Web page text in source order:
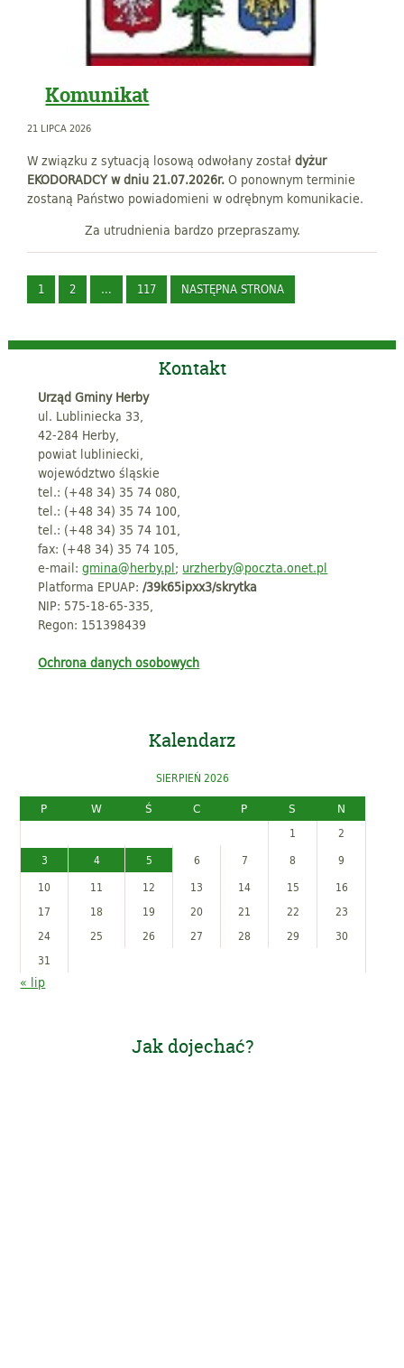
Komunikat
21 LIPCA 2026
W związku z sytuacją losową odwołany zostałdyżur
EKODORADCY w dniu 21.07.2026r.O ponownym terminie
zostaną Państwo powiadomieni w odrębnym komunikacie.
Za utrudnienia bardzo przepraszamy.
1 2 … 117 NASTĘPNA STRONA
Kontakt
Urząd Gminy Herby
ul. Lubliniecka 33,
42-284 Herby,
powiat lubliniecki,
województwo śląskie
tel.: (+48 34) 35 74 080,
tel.: (+48 34) 35 74 100,
tel.: (+48 34) 35 74 101,
fax: (+48 34) 35 74 105,
e-mail:gmina@herby.pl; urzherby@poczta.onet.pl
Platforma EPUAP:/39k65ipxx3/skrytka
NIP: 575-18-65-335,
Regon: 151398439
Ochrona danych osobowych
Kalendarz
SIERPIEŃ 2026
P
W Ś C P S
N
1
2
3
4 5 6 7 8
9
10
11 12 13 14 15
16
17
18 19 20 21 22
23
24
25 26 27 28 29
30
31
« lip
Jak dojechać?